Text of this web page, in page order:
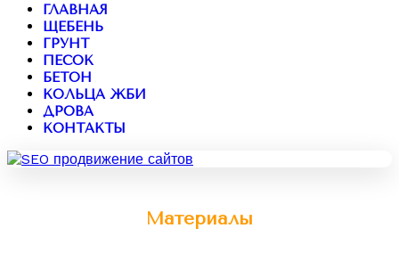
ГЛАВНАЯ
ЩЕБЕНЬ
ГРУНТ
ПЕСОК
БЕТОН
КОЛЬЦА ЖБИ
ДРОВА
КОНТАКТЫ
Материалы